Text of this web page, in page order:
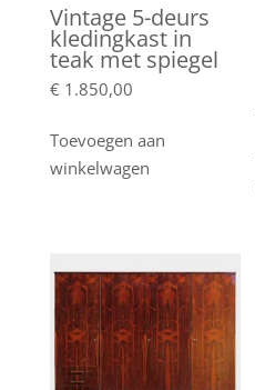
Vintage 5-deurs
kledingkast in
teak met spiegel
€ 1.850,00
Toevoegen aan
winkelwagen